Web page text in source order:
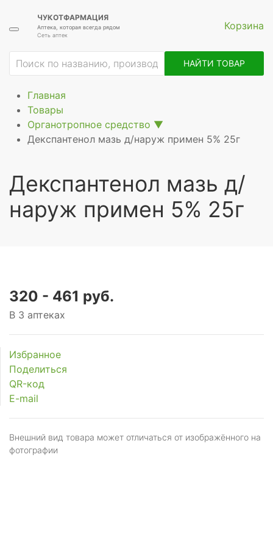
ЧУКОТФАРМАЦИЯ
Аптека, которая всегда рядом
Сеть аптек
Корзина
НАЙТИ ТОВАР
Главная
Товары
Органотропное средство ▼
Декспантенол мазь д/наруж примен 5% 25г
Декспантенол мазь д/
наруж примен 5% 25г
320 - 461 руб.
В 3 аптеках
Избранное
Поделиться
QR-код
E-mail
Внешний вид товара может отличаться от изображённого на
фотографии